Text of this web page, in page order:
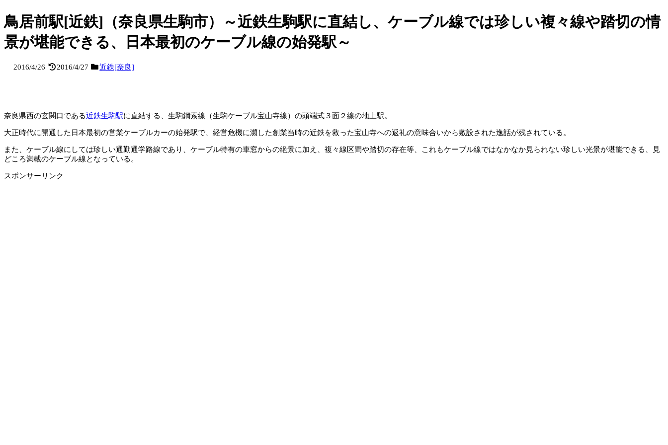
鳥居前駅[近鉄]（奈良県生駒市）～近鉄生駒駅に直結し、ケーブル線では珍しい複々線や踏切の情
景が堪能できる、日本最初のケーブル線の始発駅～
2016/4/26 2016/4/27 近鉄[奈良]
奈良県西の玄関口である近鉄生駒駅に直結する、生駒鋼索線（生駒ケーブル宝山寺線）の頭端式３面２線の地上駅。
大正時代に開通した日本最初の営業ケーブルカーの始発駅で、経営危機に瀕した創業当時の近鉄を救った宝山寺への返礼の意味合いから敷設された逸話が残されている。
また、ケーブル線にしては珍しい通勤通学路線であり、ケーブル特有の車窓からの絶景に加え、複々線区間や踏切の存在等、これもケーブル線ではなかなか見られない珍しい光景が堪能できる、見
どころ満載のケーブル線となっている。
スポンサーリンク